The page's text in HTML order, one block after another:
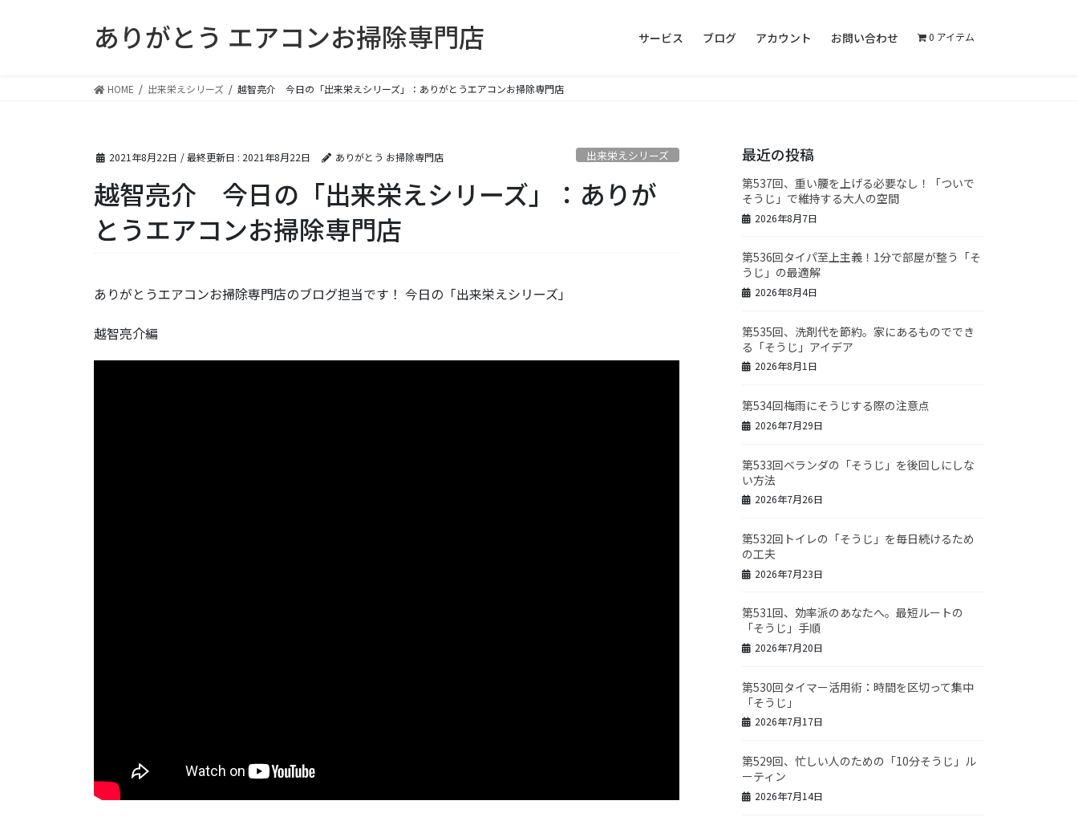
ありがとう エアコンお掃除専門店 サービス ブログ アカウント お問い合わせ 0 アイテム
HOME 出来栄えシリーズ 越智亮介 今日の「出来栄えシリーズ」：ありがとうエアコンお掃除専門店
2021年8月22日 / 最終更新日 : 2021年8月22日 ありがとう お掃除専門店 出来栄えシリーズ
越智亮介 今日の「出来栄えシリーズ」：ありが
とうエアコンお掃除専門店
ありがとうエアコンお掃除専門店のブログ担当です！ 今日の「出来栄えシリーズ」
越智亮介編
最近の投稿
第537回、重い腰を上げる必要なし！「ついで
そうじ」で維持する大人の空間
2026年8月7日
第536回タイパ至上主義！1分で部屋が整う「そ
うじ」の最適解
2026年8月4日
第535回、洗剤代を節約。家にあるものででき
る「そうじ」アイデア
2026年8月1日
第534回梅雨にそうじする際の注意点
2026年7月29日
第533回ベランダの「そうじ」を後回しにしな
い方法
2026年7月26日
第532回トイレの「そうじ」を毎日続けるため
の工夫
2026年7月23日
第531回、効率派のあなたへ。最短ルートの
「そうじ」手順
2026年7月20日
第530回タイマー活用術：時間を区切って集中
「そうじ」
2026年7月17日
第529回、忙しい人のための「10分そうじ」ル
ーティン
2026年7月14日